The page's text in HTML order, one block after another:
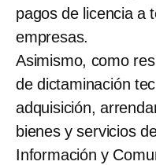
pagos de licencia a
empresas.
Asimismo, como
de dictaminación
adquisición,
bienes y servicios
Información y